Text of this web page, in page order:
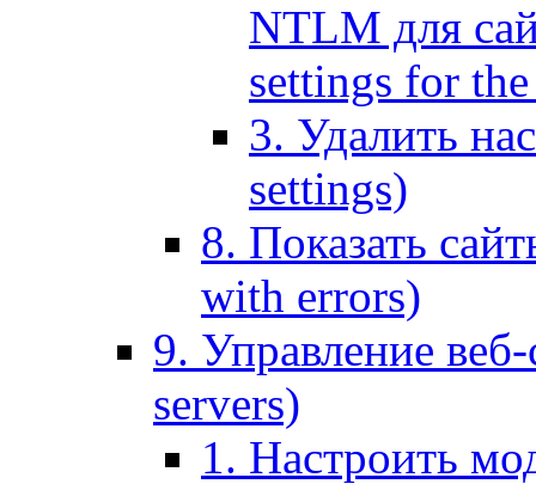
NTLM для
settings for
3. Удалить
settings)
8. Показать
with errors)
9. Управление
servers)
1. Настроить